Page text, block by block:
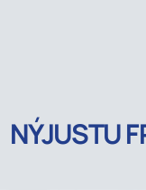
NÝJUSTU